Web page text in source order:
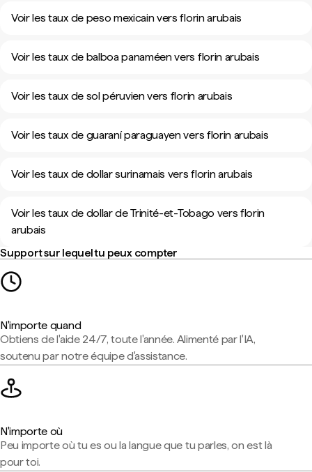
Voir les taux de peso mexicain vers florin arubais
Voir les taux de balboa panaméen vers florin arubais
Voir les taux de sol péruvien vers florin arubais
Voir les taux de guaraní paraguayen vers florin arubais
Voir les taux de dollar surinamais vers florin arubais
Voir les taux de dollar de Trinité-et-Tobago vers florin
arubais
Support sur lequel tu peux compter
N'importe quand
Obtiens de l'aide 24/7, toute l'année. Alimenté par l'IA,
soutenu par notre équipe d'assistance.
N'importe où
Peu importe où tu es ou la langue que tu parles, on est là
pour toi.